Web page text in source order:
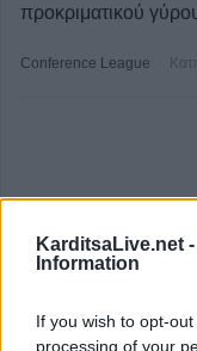
KarditsaLive.net -
Information
If you wish to opt-
processing of your
προκριματικού
Conference League